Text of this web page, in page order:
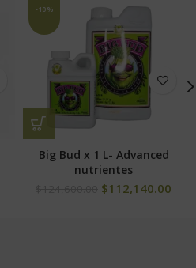
-10%
Big Bud x 1 L- Advanced
nutrientes
$112,140.00